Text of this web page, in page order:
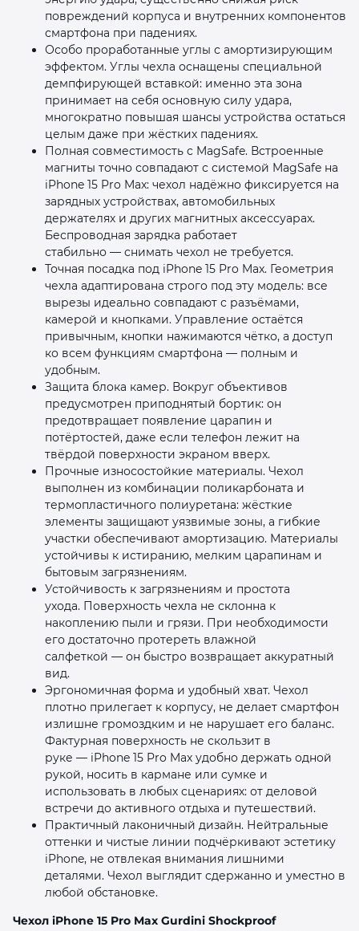
повреждений корпуса и внутренних компонентов
смартфона при падениях.
Особо проработанные углы с амортизирующим
эффектом. Углы чехла оснащены специальной
демпфирующей вставкой: именно эта зона
принимает на себя основную силу удара,
многократно повышая шансы устройства остаться
целым даже при жёстких падениях.
Полная совместимость с MagSafe. Встроенные
магниты точно совпадают с системой MagSafe на
iPhone 15 Pro Max: чехол надёжно фиксируется на
зарядных устройствах, автомобильных
держателях и других магнитных аксессуарах.
Беспроводная зарядка работает
стабильно — снимать чехол не требуется.
Точная посадка под iPhone 15 Pro Max. Геометрия
чехла адаптирована строго под эту модель: все
вырезы идеально совпадают с разъёмами,
камерой и кнопками. Управление остаётся
привычным, кнопки нажимаются чётко, а доступ
ко всем функциям смартфона — полным и
удобным.
Защита блока камер. Вокруг объективов
предусмотрен приподнятый бортик: он
предотвращает появление царапин и
потёртостей, даже если телефон лежит на
твёрдой поверхности экраном вверх.
Прочные износостойкие материалы. Чехол
выполнен из комбинации поликарбоната и
термопластичного полиуретана: жёсткие
элементы защищают уязвимые зоны, а гибкие
участки обеспечивают амортизацию. Материалы
устойчивы к истиранию, мелким царапинам и
бытовым загрязнениям.
Устойчивость к загрязнениям и простота
ухода. Поверхность чехла не склонна к
накоплению пыли и грязи. При необходимости
его достаточно протереть влажной
салфеткой — он быстро возвращает аккуратный
вид.
Эргономичная форма и удобный хват. Чехол
плотно прилегает к корпусу, не делает смартфон
излишне громоздким и не нарушает его баланс.
Фактурная поверхность не скользит в
руке — iPhone 15 Pro Max удобно держать одной
рукой, носить в кармане или сумке и
использовать в любых сценариях: от деловой
встречи до активного отдыха и путешествий.
Практичный лаконичный дизайн. Нейтральные
оттенки и чистые линии подчёркивают эстетику
iPhone, не отвлекая внимания лишними
деталями. Чехол выглядит сдержанно и уместно в
любой обстановке.
Чехол iPhone 15 Pro Max Gurdini Shockproof